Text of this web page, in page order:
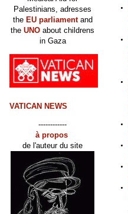
Palestinians, adresses
the EU parliamentand
the UNO about childrens
in Gaza
VATICAN NEWS
------------
à propos
de l'auteur du site